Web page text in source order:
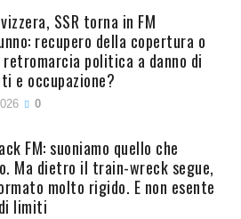
SSR torna in FM
recupero della copertura o
politica a danno di
e occupazione?
0
FM: suoniamo quello che
Ma dietro il train-wreck segue,
molto rigido. E non esente
limiti